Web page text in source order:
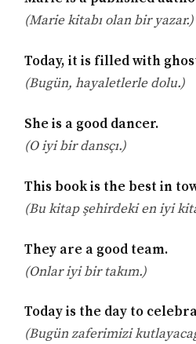
(Marie kitabı olan bir yazar.)
Today, it is filled with
(Bugün, hayaletlerle dolu.)
She is a good dancer.
(O iyi bir dansçı.)
This book is the best in
(Bu kitap şehirdeki en iyi
They are a good team.
(Onlar iyi bir takım.)
Today is the day to
(Bugün zaferimizi